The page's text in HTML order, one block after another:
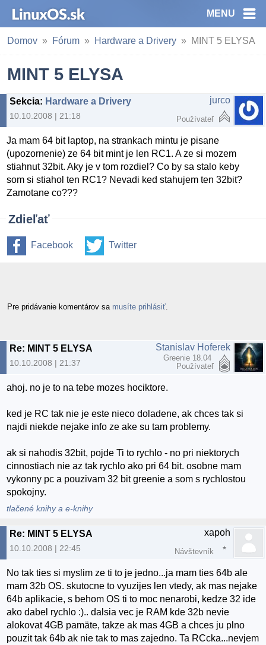
MENU
Domov Fórum Hardware a Drivery MINT 5 ELYSA
MINT 5 ELYSA
Sekcia: Hardware a Drivery
10.10.2008 | 21:18
jurco
Používateľ
Ja mam 64 bit laptop, na strankach mintu je pisane
(upozornenie) ze 64 bit mint je len RC1. A ze si mozem
stiahnut 32bit. Aky je v tom rozdiel? Co by sa stalo keby
som si stiahol ten RC1? Nevadi ked stahujem ten 32bit?
Zamotane co???
Zdieľať
Facebook Twitter
Pre pridávanie komentárov sa musíte prihlásiť
Re: MINT 5 ELYSA
10.10.2008 | 21:37
Stanislav Hoferek
Greenie 18.04
Používateľ
ahoj. no je to na tebe mozes hociktore.
ked je RC tak nie je este nieco doladene, ak chces tak si
najdi niekde nejake info ze ake su tam problemy.
ak si nahodis 32bit, pojde Ti to rychlo - no pri niektorych
cinnostiach nie az tak rychlo ako pri 64 bit. osobne mam
vykonny pc a pouzivam 32 bit greenie a som s rychlostou
spokojny.
tlačené knihy a e-knihy
Re: MINT 5 ELYSA
10.10.2008 | 22:45
xapoh
Návštevník
No tak ties si myslim ze ti to je jedno...ja mam ties 64b ale
mam 32b OS. skutocne to vyuzijes len vtedy, ak mas nejake
64b aplikacie, s behom OS ti to moc nenarobi, kedze 32 ide
ako dabel rychlo :).. dalsia vec je RAM kde 32b nevie
alokovat 4GB pamäte, takze ak mas 4GB a chces ju plno
pouzit tak 64b ak nie tak to mas zajedno. Ta RCcka...nevjem